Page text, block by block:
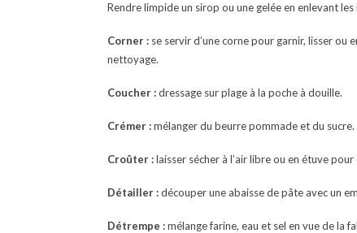
Rendre limpide un sirop ou une gelée en enlevant les
Corner : se servir d’une corne pour garnir, lisser
nettoyage.
Coucher :dressage sur plage à la poche à douille.
Crémer :mélanger du beurre pommade et du sucre.
Croûter :laisser sécher à l’air libre ou en étuve
Détailler :découper une abaisse de pâte avec un
Détrempe :mélange farine, eau et sel en vue de la